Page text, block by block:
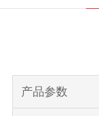
产品参数